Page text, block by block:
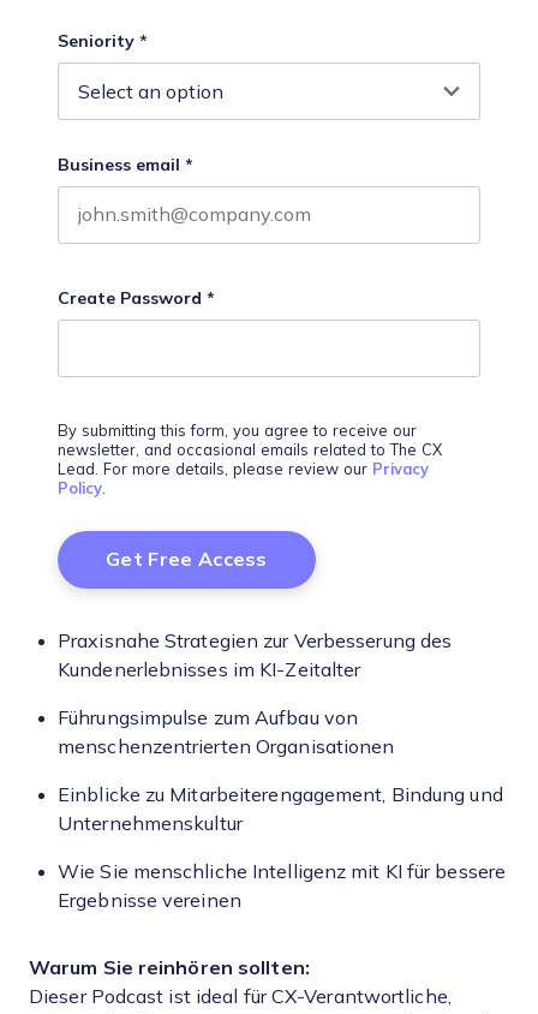
Seniority *
Business email *
Create Password *
By submitting this form, you agree to receive our
newsletter, and occasional emails related to The CX
Lead. For more details, please review our Privacy
Policy.
Praxisnahe Strategien zur Verbesserung des
Kundenerlebnisses im KI-Zeitalter
Führungsimpulse zum Aufbau von
menschenzentrierten Organisationen
Einblicke zu Mitarbeiterengagement, Bindung und
Unternehmenskultur
Wie Sie menschliche Intelligenz mit KI für bessere
Ergebnisse vereinen
Warum Sie reinhören sollten:
Dieser Podcast ist ideal für CX-Verantwortliche,